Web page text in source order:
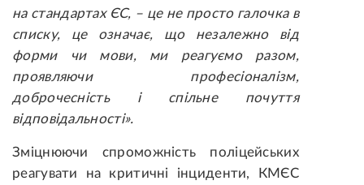
на стандартах ЄС, – це не просто галочка в
списку, це означає, що незалежно від
форми чи мови, ми реагуємо разом,
проявляючи професіоналізм,
доброчесність і спільне почуття
відповідальності».
Зміцнюючи спроможність поліцейських
реагувати на критичні інциденти, КМЄС